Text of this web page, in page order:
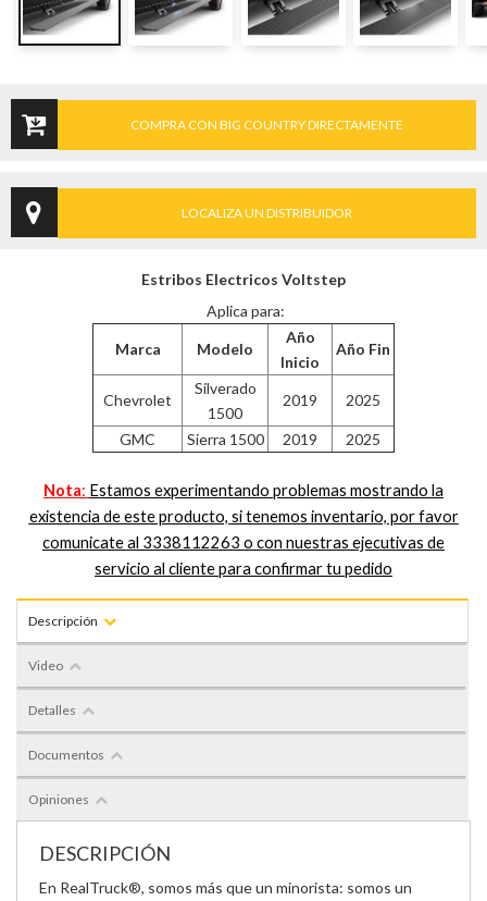
COMPRA CON BIG COUNTRY DIRECTAMENTE
LOCALIZA UN DISTRIBUIDOR
Estribos Electricos Voltstep
Aplica para:
Marca Modelo
Año
Inicio
Año Fin
Chevrolet
Silverado
1500
2019 2025
GMC Sierra 1500 2019 2025
Nota: Estamos experimentando problemas mostrando la
existencia de este producto, si tenemos inventario, por favor
comunicate al 3338112263 o con nuestras ejecutivas de
servicio al cliente para confirmar tu pedido
Descripción
Video
Detalles
Documentos
Opiniones
DESCRIPCIÓN
En RealTruck®, somos más que un minorista: somos un